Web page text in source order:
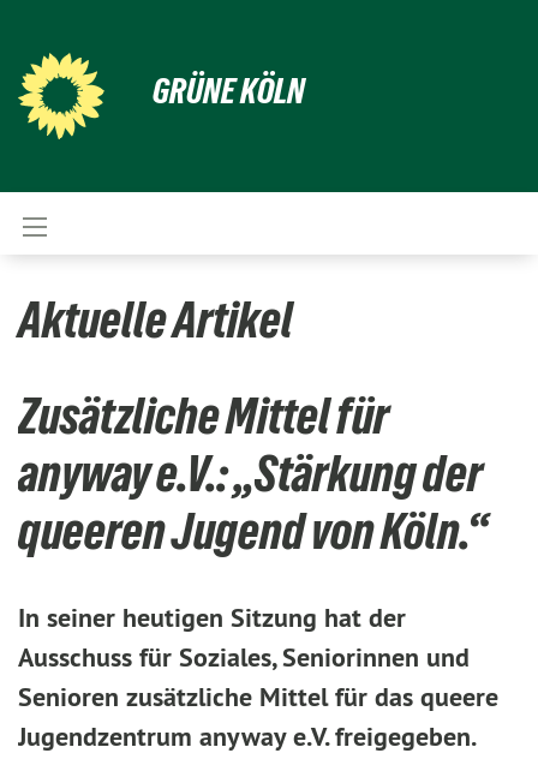
GRÜNE KÖLN
Aktuelle Artikel
Zusätzliche Mittel für
anyway e.V.: „Stärkung der
queeren Jugend von Köln.“
In seiner heutigen Sitzung hat der
Ausschuss für Soziales, Seniorinnen und
Senioren zusätzliche Mittel für das queere
Jugendzentrum anyway e.V. freigegeben.